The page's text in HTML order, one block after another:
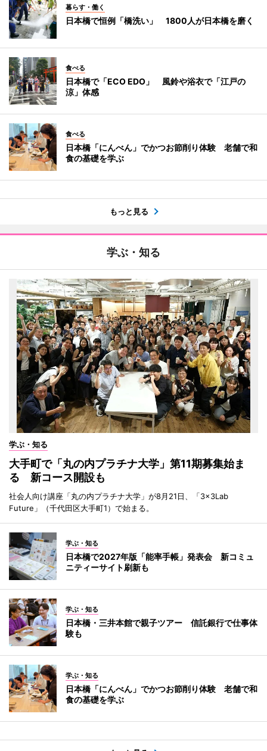
暮らす・働く
日本橋で恒例「橋洗い」 1800人が日本橋を磨く
食べる
日本橋で「ECO EDO」 風鈴や浴衣で「江戸の
涼」体感
食べる
日本橋「にんべん」でかつお節削り体験 老舗で和
食の基礎を学ぶ
もっと見る
学ぶ・知る
学ぶ・知る
大手町で「丸の内プラチナ大学」第11期募集始ま
る 新コース開設も
社会人向け講座「丸の内プラチナ大学」が8月21日、「3×3Lab
Future」（千代田区大手町1）で始まる。
学ぶ・知る
日本橋で2027年版「能率手帳」発表会 新コミュ
ニティーサイト刷新も
学ぶ・知る
日本橋・三井本館で親子ツアー 信託銀行で仕事体
験も
学ぶ・知る
日本橋「にんべん」でかつお節削り体験 老舗で和
食の基礎を学ぶ